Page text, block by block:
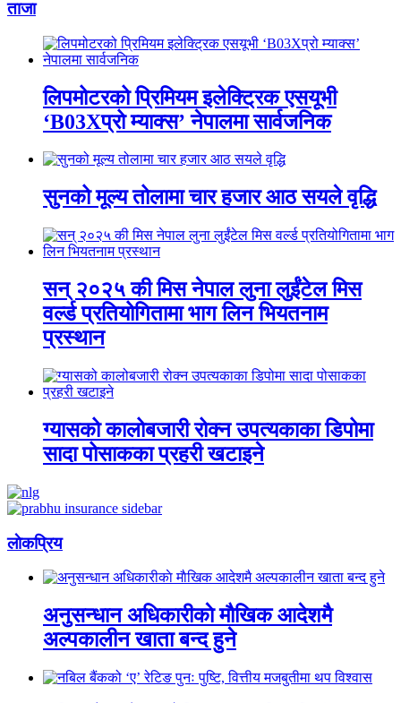
ताजा
लिपमोटरको प्रिमियम इलेक्ट्रिक एसयूभी
‘B03Xप्रो म्याक्स’ नेपालमा सार्वजनिक
सुनको मूल्य तोलामा चार हजार आठ सयले वृद्धि
सन् २०२५ की मिस नेपाल लुना लुईंटेल मिस
वर्ल्ड प्रतियोगितामा भाग लिन भियतनाम
प्रस्थान
ग्यासको कालोबजारी रोक्न उपत्यकाका डिपोमा
सादा पोसाकका प्रहरी खटाइने
लाेकप्रिय
अनुसन्धान अधिकारीकाे माैखिक आदेशमै
अल्पकालीन खाता बन्द हुने